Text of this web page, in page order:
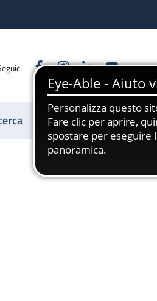
FacebookInstagram
LinkedinYouTube
Sostienici